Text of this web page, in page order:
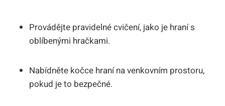
Provádějte pravidelné cvičení, jako je hraní s
oblíbenými hračkami.
Nabídněte kočce hraní na venkovním prostoru,
pokud je to bezpečné.